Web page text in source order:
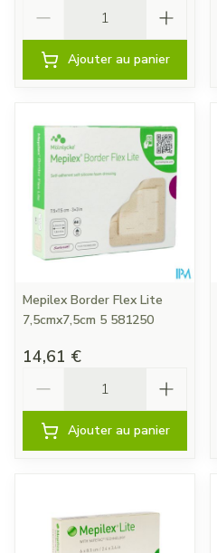
Ajouter au panier
Mepilex Border Flex Lite
7,5cmx7,5cm 5 581250
14,61 €
Ajouter au panier